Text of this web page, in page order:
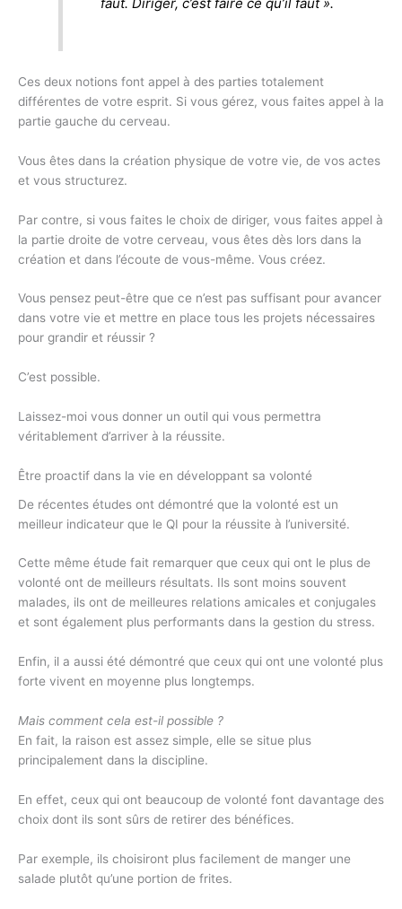
Ces deux notions font appel à des parties totalement
différentes de votre esprit. Si vous gérez, vous faites appel à la
partie gauche du cerveau.
Vous êtes dans la création physique de votre vie, de vos actes
et vous structurez.
Par contre, si vous faites le choix de diriger, vous faites appel à
la partie droite de votre cerveau, vous êtes dès lors dans la
création et dans l’écoute de vous-même. Vous créez.
Vous pensez peut-être que ce n’est pas suffisant pour avancer
dans votre vie et mettre en place tous les projets nécessaires
pour grandir et réussir ?
C’est possible.
Laissez-moi vous donner un outil qui vous permettra
véritablement d’arriver à la réussite.
Être proactif dans la vie en développant sa volonté
De récentes études ont démontré que la volonté est un
meilleur indicateur que le QI pour la réussite à l’université.
Cette même étude fait remarquer que ceux qui ont le plus de
volonté ont de meilleurs résultats. Ils sont moins souvent
malades, ils ont de meilleures relations amicales et conjugales
et sont également plus performants dans la gestion du stress.
Enfin, il a aussi été démontré que ceux qui ont une volonté plus
forte vivent en moyenne plus longtemps.
Mais comment cela est-il possible ?
En fait, la raison est assez simple, elle se situe plus
principalement dans la discipline.
En effet, ceux qui ont beaucoup de volonté font davantage des
choix dont ils sont sûrs de retirer des bénéfices.
Par exemple, ils choisiront plus facilement de manger une
salade plutôt qu’une portion de frites.